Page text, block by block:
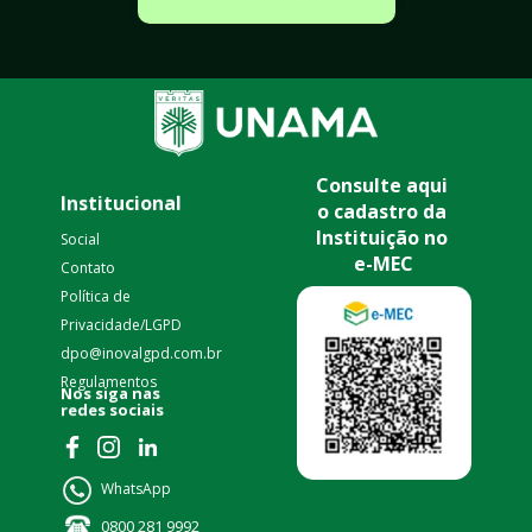
Nos siga nas
redes sociais
Social
Contato
Política de
Privacidade/LGPD
dpo@inovalgpd.com.br
Regulamentos
Institucional
Consulte aqui
o cadastro da
Instituição no
e-MEC
0800 281 9992
WhatsApp